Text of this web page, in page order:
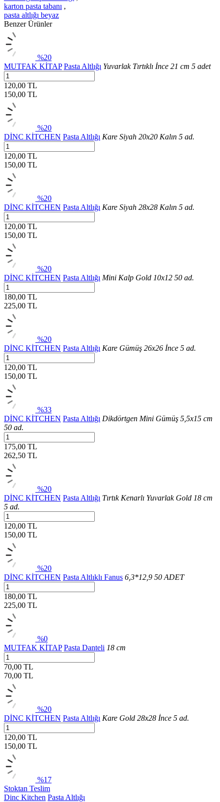
karton pasta tabanı ,
pasta altlığı beyaz
Benzer Ürünler
%20
MUTFAK KİTAP Pasta Altlığı Yuvarlak Tırtıklı İnce 21 cm 5 adet
120,00 TL
150,00 TL
%20
DİNC KİTCHEN Pasta Altlığı Kare Siyah 20x20 Kalın 5 ad.
120,00 TL
150,00 TL
%20
DİNC KİTCHEN Pasta Altlığı Kare Siyah 28x28 Kalın 5 ad.
120,00 TL
150,00 TL
%20
DİNC KİTCHEN Pasta Altlığı Mini Kalp Gold 10x12 50 ad.
180,00 TL
225,00 TL
%20
DİNC KİTCHEN Pasta Altlığı Kare Gümüş 26x26 İnce 5 ad.
120,00 TL
150,00 TL
%33
DİNC KİTCHEN Pasta Altlığı Dikdörtgen Mini Gümüş 5,5x15 cm
50 ad.
175,00 TL
262,50 TL
%20
DİNC KİTCHEN Pasta Altlığı Tırtık Kenarlı Yuvarlak Gold 18 cm
5 ad.
120,00 TL
150,00 TL
%20
DİNC KİTCHEN Pasta Altlıklı Fanus 6,3*12,9 50 ADET
180,00 TL
225,00 TL
%0
MUTFAK KİTAP Pasta Danteli 18 cm
70,00 TL
70,00 TL
%20
DİNC KİTCHEN Pasta Altlığı Kare Gold 28x28 İnce 5 ad.
120,00 TL
150,00 TL
%17
Stoktan Teslim
Dinc Kitchen Pasta Altlığı